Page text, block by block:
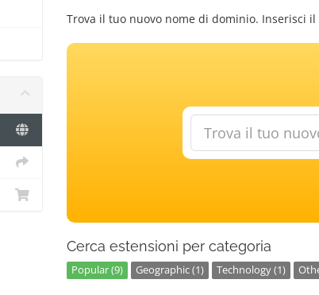
Trova il tuo nuovo nome di dominio. Inserisci
Cerca estensioni per categoria
Popular (9) Geographic (1) Technology (1)